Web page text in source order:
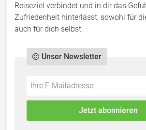
Reiseziel verbindet und in dir das
Zufriedenheit hinterlässt, sowohl für
auch für dich selbst.
Do
fill
Unser Newsletter
*Ihre
Mailadresse:
Jetzt abonnieren